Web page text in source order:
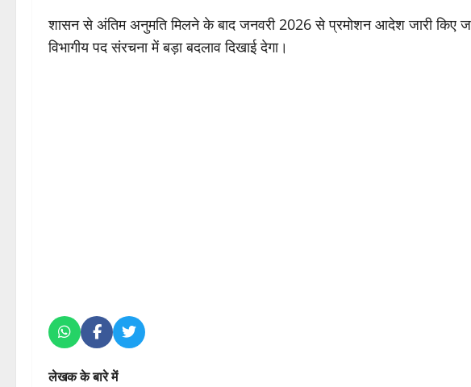
शासन से अंतिम अनुमति मिलने के बाद जनवरी 2026 से प्रमोशन आदेश जारी किए
विभागीय पद संरचना में बड़ा बदलाव दिखाई देगा।
लेखक के बारे में